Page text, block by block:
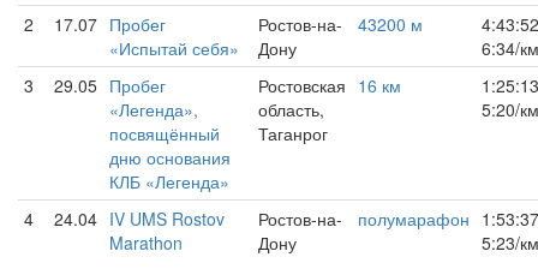
2 17.07 Пробег
«Испытай себя»
Ростов-на-
Дону
43200 м
4:43:52
6:34/км
3
29.05 Пробег
«Легенда»,
посвящённый
дню основания
КЛБ «Легенда»
Ростовская
область,
Таганрог
16 км
1:25:13
5:20/км
4 24.04 IV UMS Rostov
Marathon
Ростов-на-
Дону
полумарафон 1:53:37
5:23/км